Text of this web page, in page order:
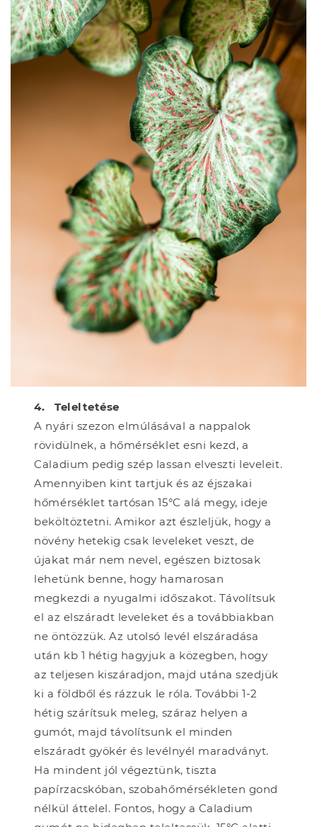
4. Teleltetése
A nyári szezon elmúlásával a nappalok
rövidülnek, a hőmérséklet esni kezd, a
Caladium pedig szép lassan elveszti leveleit.
Amennyiben kint tartjuk és az éjszakai
hőmérséklet tartósan 15°C alá megy, ideje
beköltöztetni. Amikor azt észleljük, hogy a
növény hetekig csak leveleket veszt, de
újakat már nem nevel, egészen biztosak
lehetünk benne, hogy hamarosan
megkezdi a nyugalmi időszakot. Távolítsuk
el az elszáradt leveleket és a továbbiakban
ne öntözzük. Az utolsó levél elszáradása
után kb 1 hétig hagyjuk a közegben, hogy
az teljesen kiszáradjon, majd utána szedjük
ki a földből és rázzuk le róla. További 1-2
hétig szárítsuk meleg, száraz helyen a
gumót, majd távolítsunk el minden
elszáradt gyökér és levélnyél maradványt.
Ha mindent jól végeztünk, tiszta
papírzacskóban, szobahőmérsékleten gond
nélkül áttelel. Fontos, hogy a Caladium